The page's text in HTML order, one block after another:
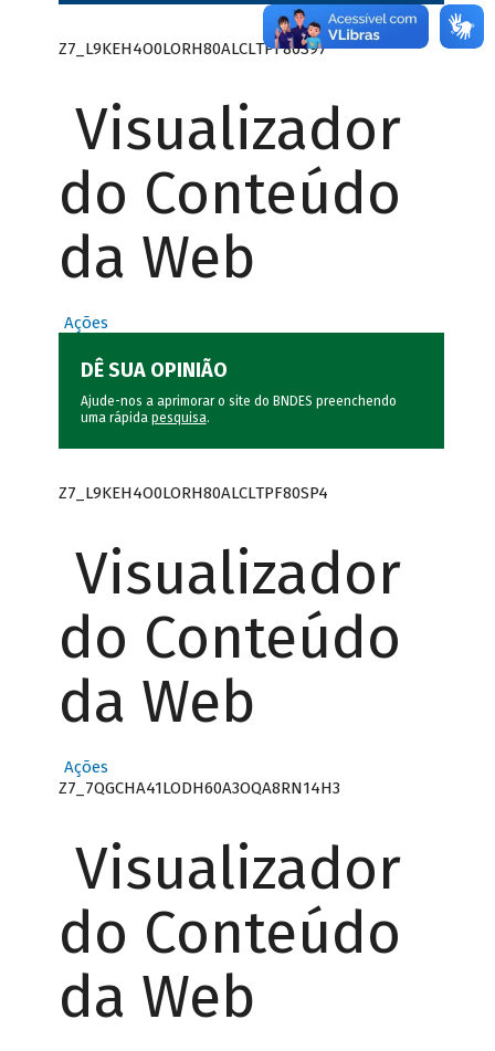
Z7_L9KEH4O0LORH80ALCLTPF80S97
Visualizador
do Conteúdo
da Web
Ações
DÊ SUA OPINIÃO
Ajude-nos a aprimorar o site do BNDES preenchendo
uma rápida pesquisa.
Z7_L9KEH4O0LORH80ALCLTPF80SP4
Visualizador
do Conteúdo
da Web
Ações
Z7_7QGCHA41LODH60A3OQA8RN14H3
Visualizador
do Conteúdo
da Web